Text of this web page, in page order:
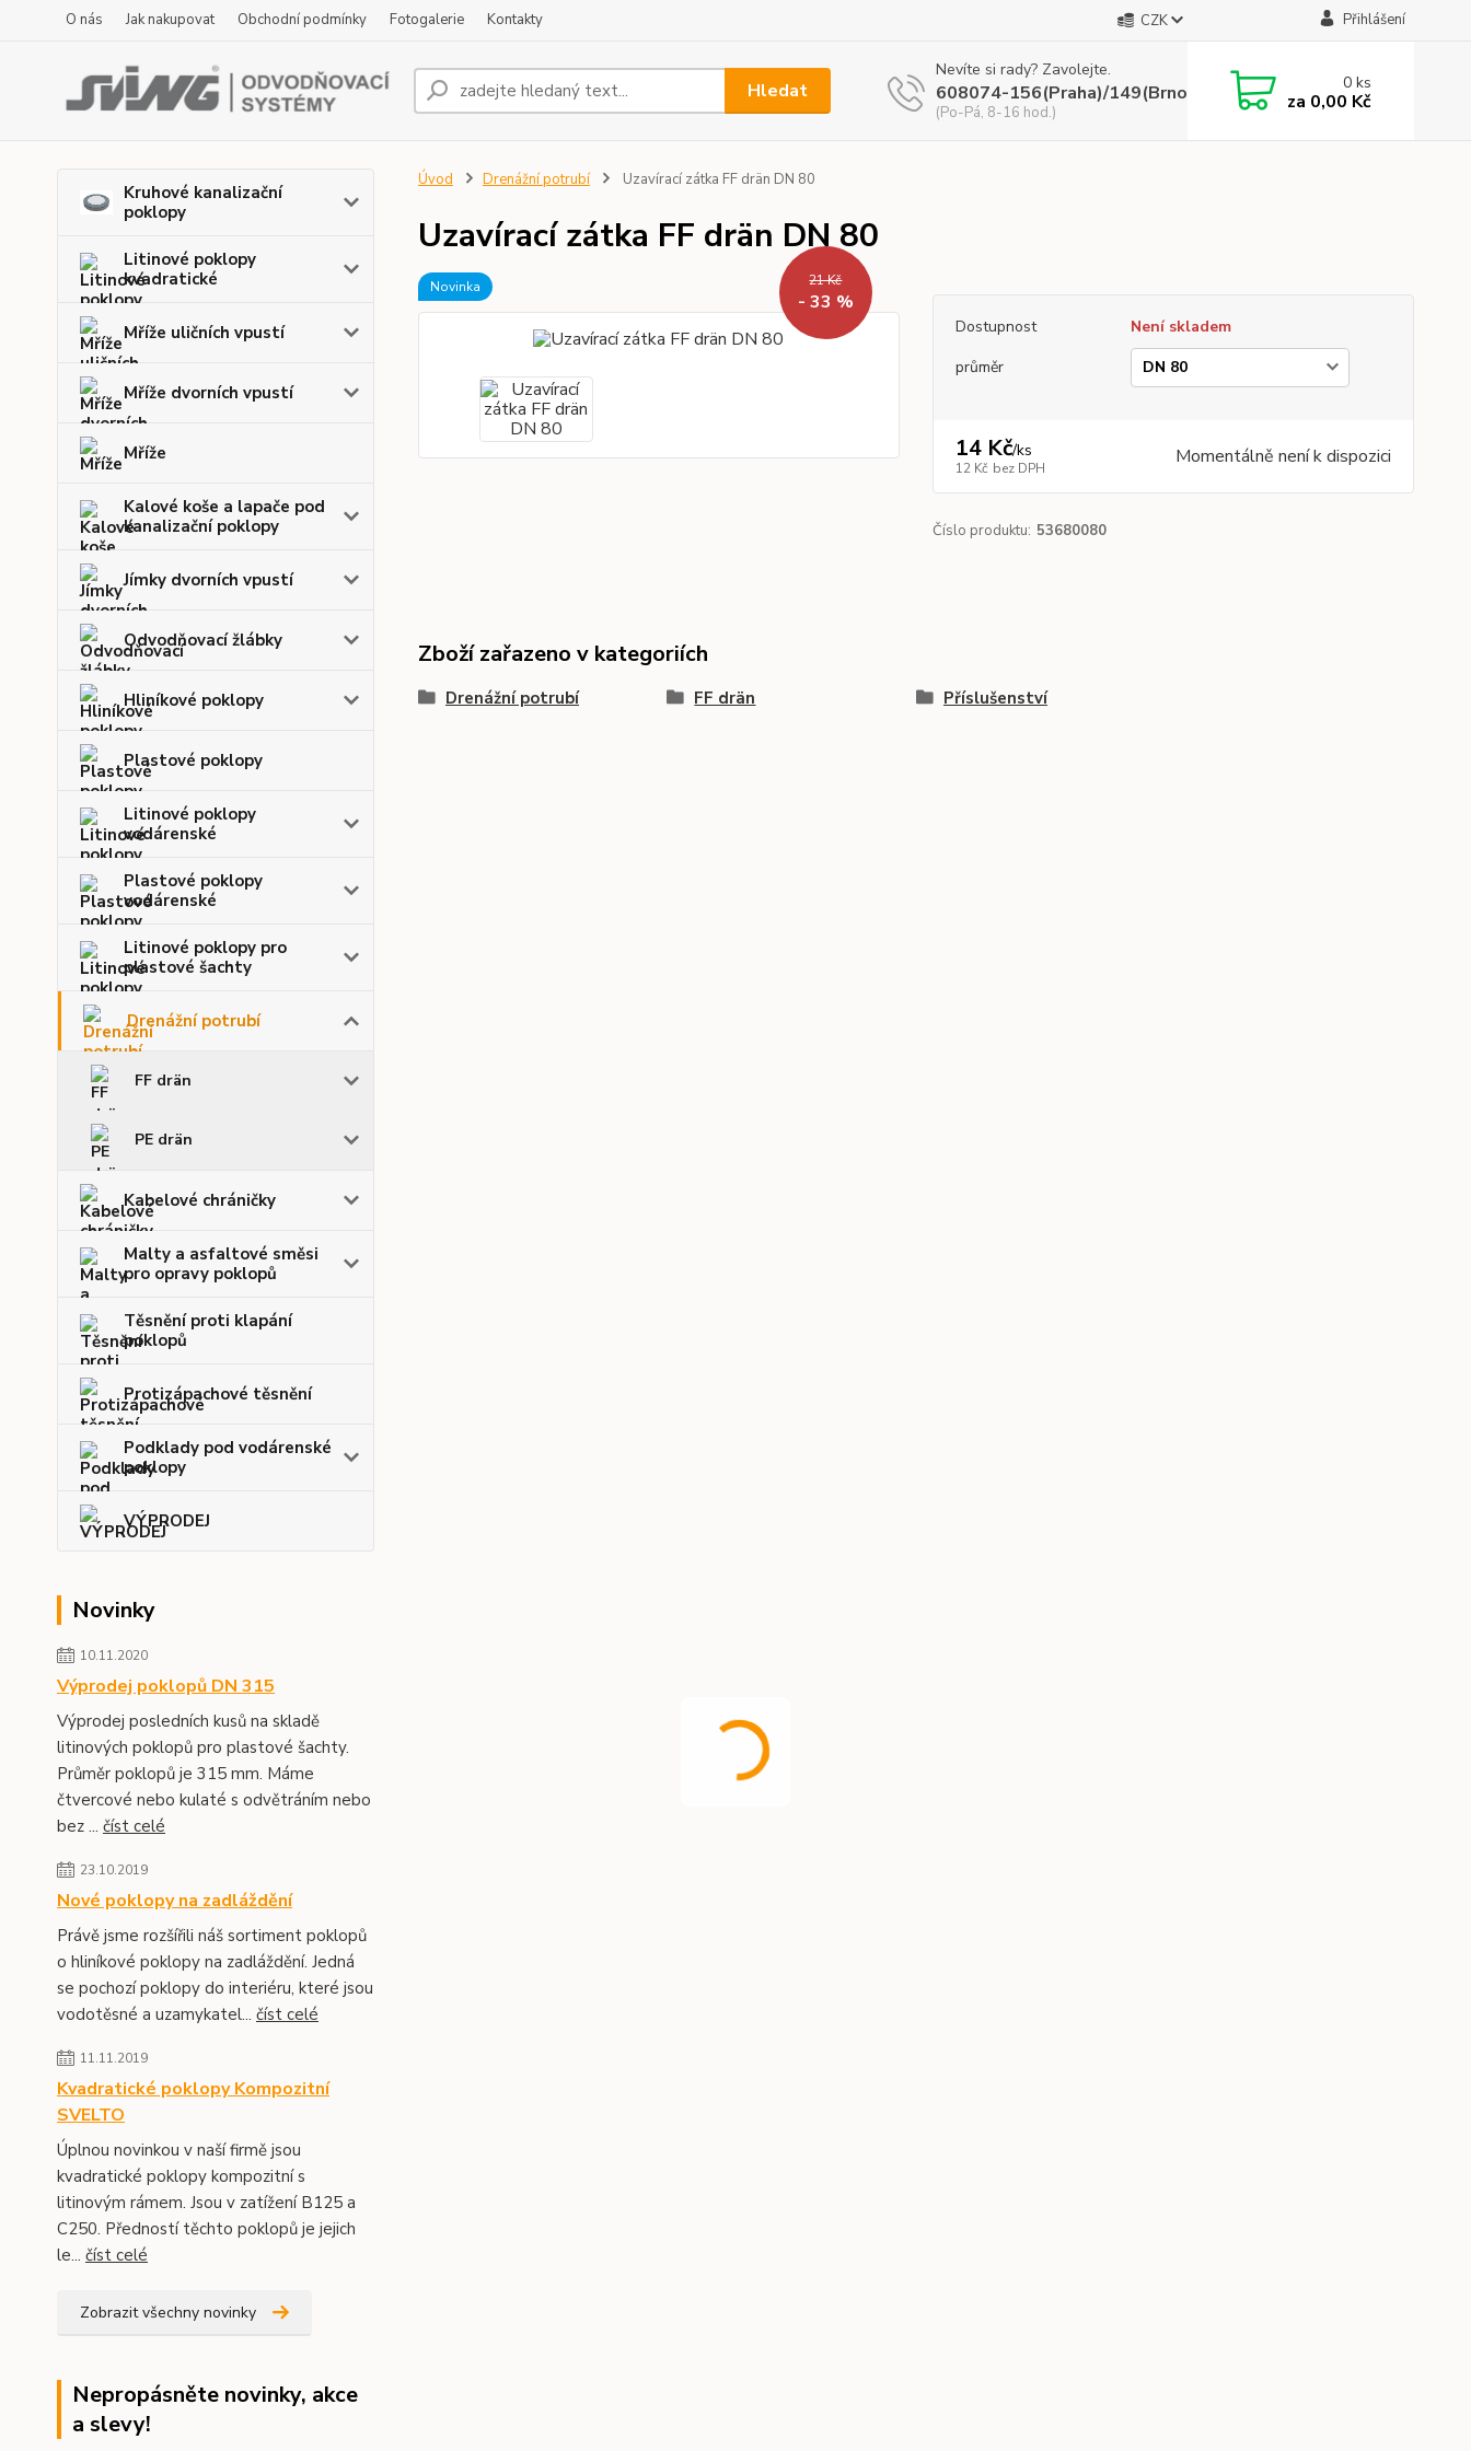
O nás Jak nakupovat Obchodní podmínky Fotogalerie Kontakty CZK Přihlášení
Hledat
Nevíte si rady? Zavolejte.
608074-156(Praha)/149(Brno)
(Po-Pá, 8-16 hod.)
0ks
za 0,00 Kč
Kruhové kanalizační
poklopy
Litinové poklopy
kvadratické
Mříže uličních vpustí
Mříže dvorních vpustí
Mříže
Kalové koše a lapače pod
kanalizační poklopy
Jímky dvorních vpustí
Odvodňovací žlábky
Hliníkové poklopy
Plastové poklopy
Litinové poklopy
vodárenské
Plastové poklopy
vodárenské
Litinové poklopy pro
plastové šachty
Drenážní potrubí
FF drän
PE drän
Kabelové chráničky
Malty a asfaltové směsi
pro opravy poklopů
Těsnění proti klapání
poklopů
Protizápachové těsnění
Podklady pod vodárenské
poklopy
VÝPRODEJ
Novinky
10.11.2020
Výprodej poklopů DN 315
Výprodej posledních kusů na skladě
litinových poklopů pro plastové šachty.
Průměr poklopů je 315 mm. Máme
čtvercové nebo kulaté s odvětráním nebo
bez ... číst celé
23.10.2019
Nové poklopy na zadláždění
Právě jsme rozšířili náš sortiment poklopů
o hliníkové poklopy na zadláždění. Jedná
se pochozí poklopy do interiéru, které jsou
vodotěsné a uzamykatel... číst celé
11.11.2019
Kvadratické poklopy Kompozitní
SVELTO
Úplnou novinkou v naší firmě jsou
kvadratické poklopy kompozitní s
litinovým rámem. Jsou v zatížení B125 a
C250. Předností těchto poklopů je jejich
le... číst celé
Zobrazit všechny novinky
Nepropásněte novinky, akce
a slevy!
Úvod Drenážní potrubí Uzavírací zátka FF drän DN 80
Uzavírací zátka FF drän DN 80
Novinka 21 Kč
- 33 %
Dostupnost
Není skladem
průměr
14 Kč/ks
12 Kč bez DPH Momentálně není k dispozici
Číslo produktu: 53680080
Zboží zařazeno v kategoriích
Drenážní potrubí FF drän Příslušenství